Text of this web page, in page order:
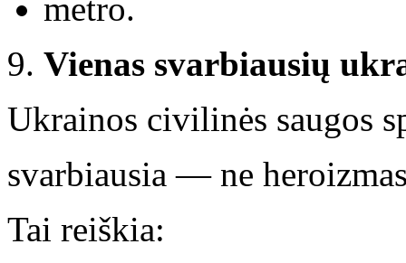
metro.
Vienas svarbiausių
Ukrainos civilinės saugos
svarbiausia — ne
Tai reiškia: